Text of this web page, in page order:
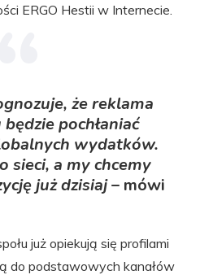
ERGO Hestii w Internecie.
że reklama
pochłaniać
wydatków.
sieci, a my chcemy
już dzisiaj– mówi
już opiekują się profilami
do podstawowych kanałów